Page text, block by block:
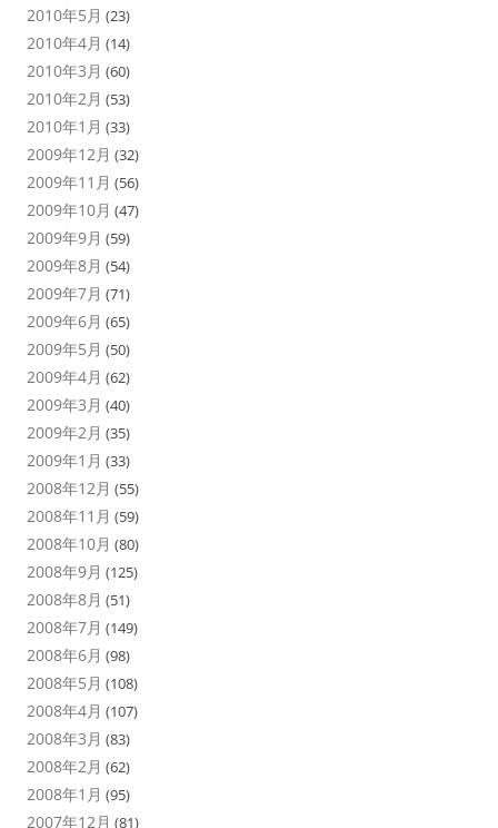
2010年5月 (23)
2010年4月 (14)
2010年3月 (60)
2010年2月 (53)
2010年1月 (33)
2009年12月 (32)
2009年11月 (56)
2009年10月 (47)
2009年9月 (59)
2009年8月 (54)
2009年7月 (71)
2009年6月 (65)
2009年5月 (50)
2009年4月 (62)
2009年3月 (40)
2009年2月 (35)
2009年1月 (33)
2008年12月 (55)
2008年11月 (59)
2008年10月 (80)
2008年9月 (125)
2008年8月 (51)
2008年7月 (149)
2008年6月 (98)
2008年5月 (108)
2008年4月 (107)
2008年3月 (83)
2008年2月 (62)
2008年1月 (95)
2007年12月 (81)